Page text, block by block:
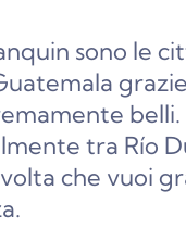
sono le
belli.
tra Río
che vuoi